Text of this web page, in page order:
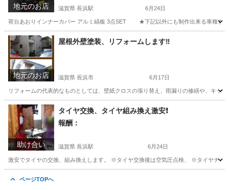
地元のお店 滋賀県 長浜駅 6月24日
荷台あおりインナーカバー アルミ縞板 3点SET ★下記以外にも制作出来る車種もご
滋賀 長浜市 長浜駅 その他
地元のお店
屋根外壁塗装、リフォームします‼️
滋賀県 長浜市 6月17日
リフォームの代表的なものとしては、壁紙クロスの張り替え、雨漏りの修繕や、キッ
滋賀 長浜市 便利屋 無料
助け合い
タイヤ交換、タイヤ組み換え激安❗️
報酬：
滋賀県 長浜駅 6月24日
激安でタイヤの交換、組み換えします。 ※タイヤ交換後は空気圧点検、 ※タイヤチェ
ページTOPへ